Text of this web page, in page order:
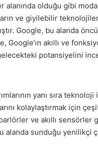
alanında olduğu gibi
ve giyilebilir
Google, bu alanda öncü
akıllı ve
potansiyelini
yanı sıra
kolaylaştırmak için
ve akıllı sensörler
sunduğu yenilikçi